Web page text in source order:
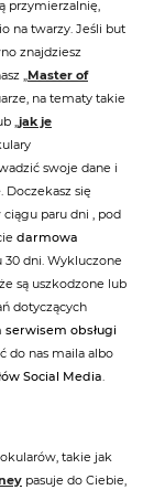
przymierzalnię,
na twarzy. Jeśli but
znajdziesz
„Master of
na tematy takie
„jak je
swoje dane i
. Doczekasz się
paru dni , pod
darmowa
dni. Wykluczone
są uszkodzone lub
dotyczących
serwisem obsługi
do nas maila albo
Social Media.
takie jak
pasuje do Ciebie,